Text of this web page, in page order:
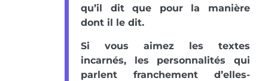
qu’il dit que pour la manière
dont il le dit.
Si vous aimez les textes
incarnés, les personnalités qui
parlent franchement d’elles-